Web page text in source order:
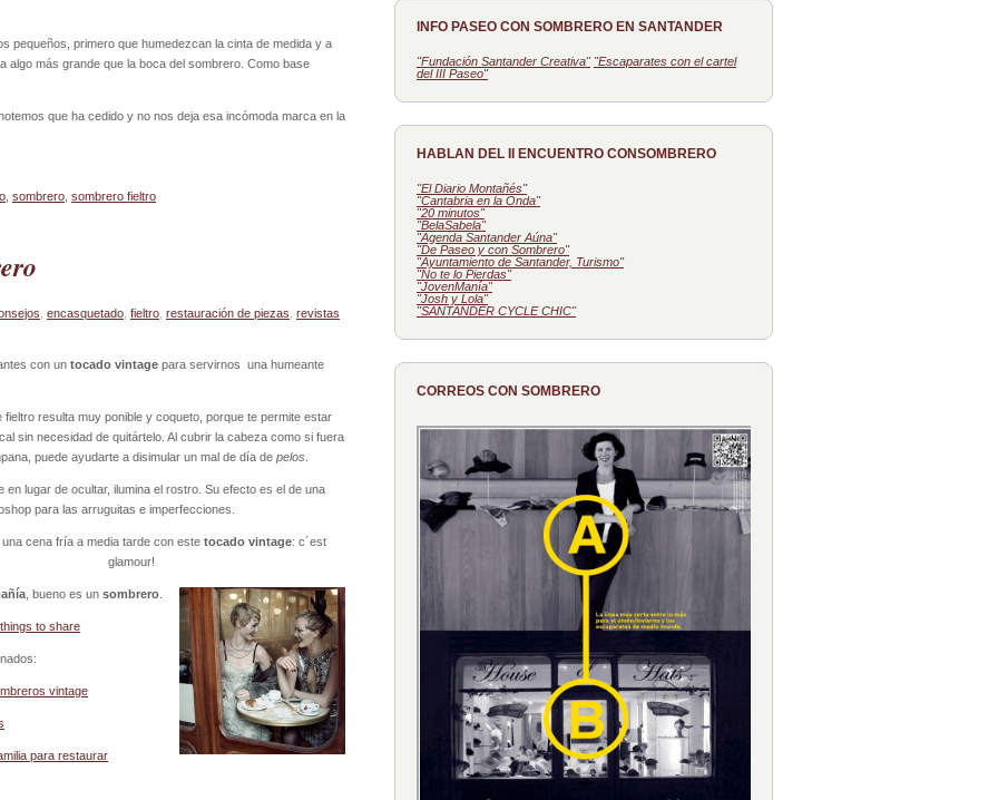
pequeños, primero que humedezcan la cinta de medida y a
algo más grande que la boca del sombrero. Como base
que ha cedido y no nos deja esa incómoda marca en la
sombrero sombrero fieltro
encasquetado fieltro restauración de piezas revistas
con un tocado vintage para servirnos una humeante
resulta muy ponible y coqueto, porque te permite estar
sin necesidad de quitártelo. Al cubrir la cabeza como si fuera
puede ayudarte a disimular un mal de día de pelos
en lugar de ocultar, ilumina el rostro. Su efecto es el de una
para las arruguitas e imperfecciones.
cena fría a media tarde con este tocado vintage: c´est
glamour!
, bueno es un sombrero.
to share
vintage
para restaurar
INFO PASEO CON SOMBRERO EN SANTANDER
"Fundación Santander Creativa" "Escaparates con el cartel
del III Paseo"
HABLAN DEL II ENCUENTRO CONSOMBRERO
"El Diario Montañés"
"Cantabria en la Onda"
"20 minutos"
"BelaSabela"
"Agenda Santander Aúna"
"De Paseo y con Sombrero"
"Ayuntamiento de Santander, Turismo"
"No te lo Pierdas"
"JovenManía"
"Josh y Lola"
"SANTANDER CYCLE CHIC"
CORREOS CON SOMBRERO